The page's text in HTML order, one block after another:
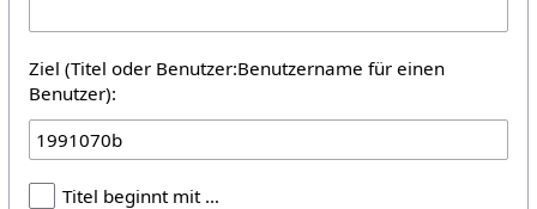
Ziel (Titel oder Benutzer:Benutzername für einen
Benutzer):
Titel beginnt mit …